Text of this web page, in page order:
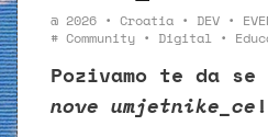
@ 2026 •Croatia • DEV •
#Community • Digital •
Pozivamo te da
nove umjetnike_ce!